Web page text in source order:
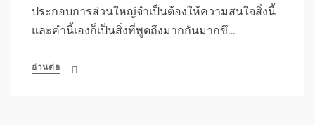
ประกอบการส่วนใหญ่จำเป็นต้องให้ความสนใจสิ่งนี้
และคำนี้เองก็เป็นสิ่งที่พูดถึงมากกันมากขึ…
อ่านต่อ